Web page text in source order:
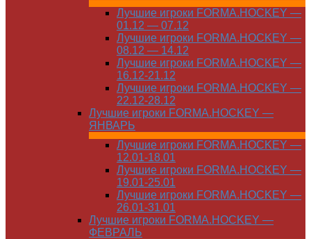
Лучшие игроки FORMA.HOCKEY —
01.12 — 07.12
Лучшие игроки FORMA.HOCKEY —
08.12 — 14.12
Лучшие игроки FORMA.HOCKEY —
16.12-21.12
Лучшие игроки FORMA.HOCKEY —
22.12-28.12
Лучшие игроки FORMA.HOCKEY —
ЯНВАРЬ
Лучшие игроки FORMA.HOCKEY —
12.01-18.01
Лучшие игроки FORMA.HOCKEY —
19.01-25.01
Лучшие игроки FORMA.HOCKEY —
26.01-31.01
Лучшие игроки FORMA.HOCKEY —
ФЕВРАЛЬ